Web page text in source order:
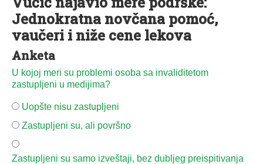
Jednokratna novčana pomoć,
vaučeri i niže cene lekova
Anketa
U kojoj meri su problemi osoba sa invaliditetom
zastupljeni u medijima?
Uopšte nisu zastupljeni
Zastupljeni su, ali površno
Zastupljeni su samo izveštaji, bez dubljeg preispitivanja